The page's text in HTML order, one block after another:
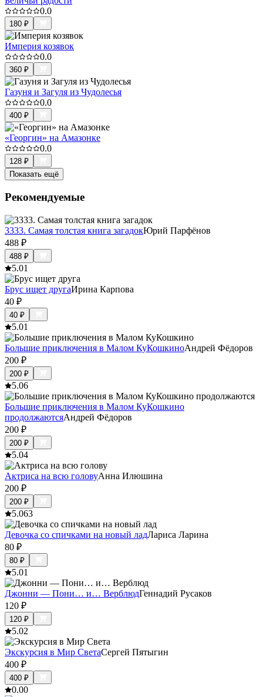
0.0
180 ₽
Империя козявок
0.0
360 ₽
Газуня и Загуля из Чудолесья
0.0
400 ₽
«Георгин» на Амазонке
0.0
128 ₽
Показать ещё
Рекомендуемые
3333. Самая толстая книга загадокЮрий Парфёнов
488 ₽
488 ₽
5.01
Брус ищет другаИрина Карпова
40 ₽
40 ₽
5.01
Большие приключения в Малом КуКошкиноАндрей Фёдоров
200 ₽
200 ₽
5.06
Большие приключения в Малом КуКошкино
продолжаютсяАндрей Фёдоров
200 ₽
200 ₽
5.04
Актриса на всю головуАнна Илюшина
200 ₽
200 ₽
5.063
Девочка со спичками на новый ладЛариса Ларина
80 ₽
80 ₽
5.01
Джонни — Пони… и… ВерблюдГеннадий Русаков
120 ₽
120 ₽
5.02
Экскурсия в Мир СветаСергей Пятыгин
400 ₽
400 ₽
0.00